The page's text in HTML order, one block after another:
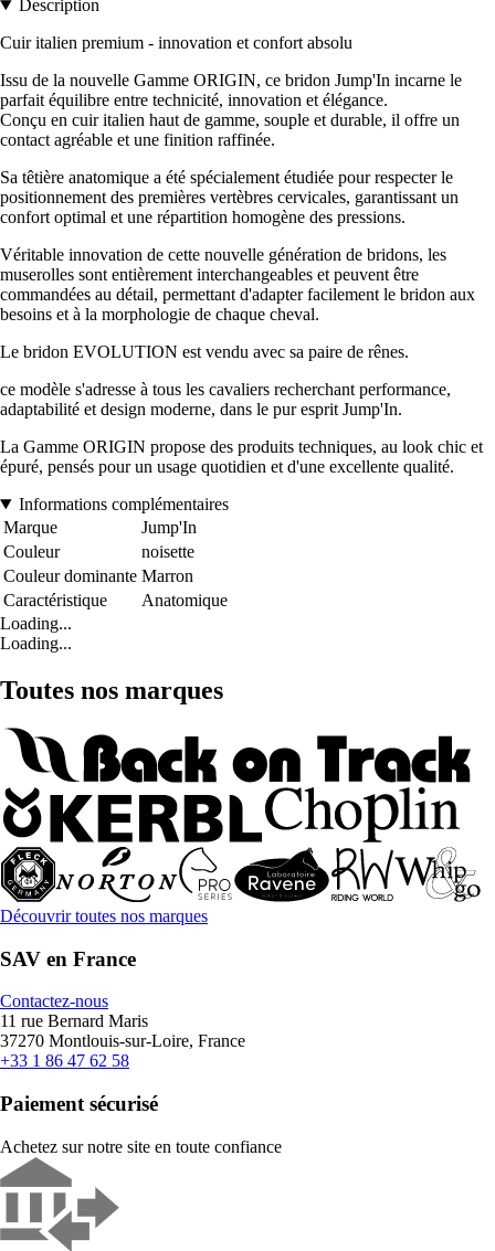
Description
Cuir italien premium - innovation et confort absolu
Issu de la nouvelle Gamme ORIGIN, ce bridon Jump'In incarne le
parfait équilibre entre technicité, innovation et élégance.
Conçu en cuir italien haut de gamme, souple et durable, il offre un
contact agréable et une finition raffinée.
Sa têtière anatomique a été spécialement étudiée pour respecter le
positionnement des premières vertèbres cervicales, garantissant un
confort optimal et une répartition homogène des pressions.
Véritable innovation de cette nouvelle génération de bridons, les
muserolles sont entièrement interchangeables et peuvent être
commandées au détail, permettant d'adapter facilement le bridon aux
besoins et à la morphologie de chaque cheval.
Le bridon EVOLUTION est vendu avec sa paire de rênes.
ce modèle s'adresse à tous les cavaliers recherchant performance,
adaptabilité et design moderne, dans le pur esprit Jump'In.
La Gamme ORIGIN propose des produits techniques, au look chic et
épuré, pensés pour un usage quotidien et d'une excellente qualité.
Informations complémentaires
Marque
Jump'In
Couleur
noisette
Couleur dominante Marron
Caractéristique
Anatomique
Loading...
Loading...
Toutes nos marques
Découvrir toutes nos marques
SAV en France
Contactez-nous
11 rue Bernard Maris
37270 Montlouis-sur-Loire, France
+33 1 86 47 62 58
Paiement sécurisé
Achetez sur notre site en toute confiance